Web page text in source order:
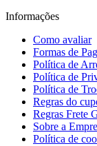
Informações
Como avaliar
Formas de
Política de
Política de
Política de
Regras do
Regras Frete
Sobre a
Política de